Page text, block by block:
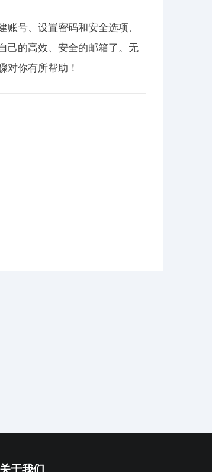
号、设置密码和安全选项、
己的高效、安全的邮箱了。无
对你有所帮助！
关于我们